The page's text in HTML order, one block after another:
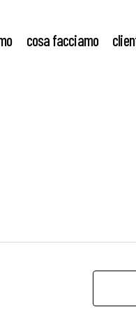
cosa facciamo